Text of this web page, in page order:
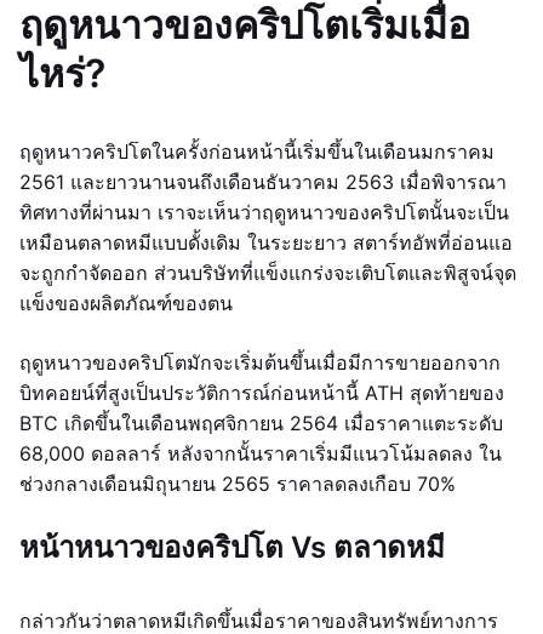
ฤดูหนาวของคริปโตเริ่มเมื่อ
ไหร่?
ฤดูหนาวคริปโตในครั้งก่อนหน้านี้เริ่มขึ้นในเดือนมกราคม
2561 และยาวนานจนถึงเดือนธันวาคม 2563 เมื่อพิจารณา
ทิศทางที่ผ่านมา เราจะเห็นว่าฤดูหนาวของคริปโตนั้นจะเป็น
เหมือนตลาดหมีแบบดั้งเดิม ในระยะยาว สตาร์ทอัพที่อ่อนแอ
จะถูกกำจัดออก ส่วนบริษัทที่แข็งแกร่งจะเติบโตและพิสูจน์จุด
แข็งของผลิตภัณฑ์ของตน
ฤดูหนาวของคริปโตมักจะเริ่มต้นขึ้นเมื่อมีการขายออกจาก
บิทคอยน์ที่สูงเป็นประวัติการณ์ก่อนหน้านี้ ATH สุดท้ายของ
BTC เกิดขึ้นในเดือนพฤศจิกายน 2564 เมื่อราคาแตะระดับ
68,000 ดอลลาร์ หลังจากนั้นราคาเริ่มมีแนวโน้มลดลง ใน
ช่วงกลางเดือนมิถุนายน 2565 ราคาลดลงเกือบ 70%
หน้าหนาวของคริปโต Vs ตลาดหมี
กล่าวกันว่าตลาดหมีเกิดขึ้นเมื่อราคาของสินทรัพย์ทางการ